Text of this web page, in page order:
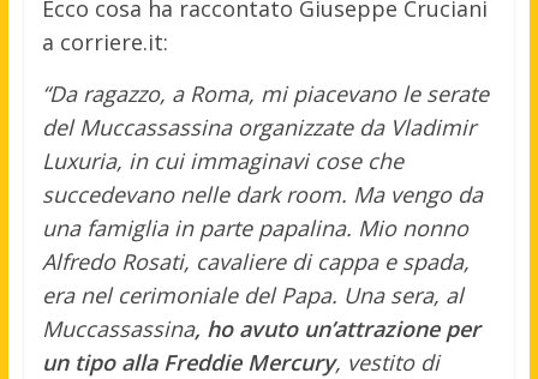
Ecco cosa ha raccontato Giuseppe Cruciani
a corriere.it:
“Da ragazzo, a Roma, mi piacevano le serate
del Muccassassina organizzate da Vladimir
Luxuria, in cui immaginavi cose che
succedevano nelle dark room. Ma vengo da
una famiglia in parte papalina. Mio nonno
Alfredo Rosati, cavaliere di cappa e spada,
era nel cerimoniale del Papa. Una sera, al
Muccassassina, ho avuto un’attrazione per
un tipo alla Freddie Mercury, vestito di